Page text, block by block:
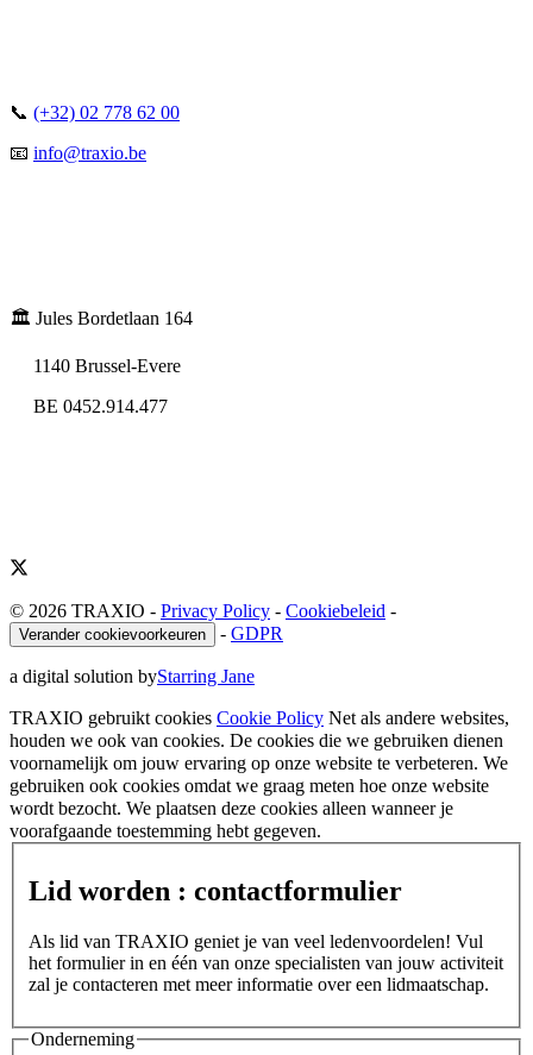
📞 (+32) 02 778 62 00
📧 info@traxio.be
🏛️ Jules Bordetlaan 164
1140 Brussel-Evere
BE 0452.914.477
© 2026 TRAXIO - Privacy Policy - Cookiebeleid -
Verander cookievoorkeuren - GDPR
a digital solution byStarring Jane
TRAXIO gebruikt cookies Cookie Policy Net als andere websites,
houden we ook van cookies. De cookies die we gebruiken dienen
voornamelijk om jouw ervaring op onze website te verbeteren. We
gebruiken ook cookies omdat we graag meten hoe onze website
wordt bezocht. We plaatsen deze cookies alleen wanneer je
voorafgaande toestemming hebt gegeven.
Lid worden : contactformulier
Als lid van TRAXIO geniet je van veel ledenvoordelen! Vul
het formulier in en één van onze specialisten van jouw activiteit
zal je contacteren met meer informatie over een lidmaatschap.
Onderneming